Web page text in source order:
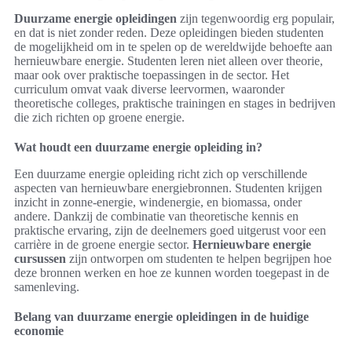
Duurzame energie opleidingen zijn tegenwoordig erg populair,
en dat is niet zonder reden. Deze opleidingen bieden studenten
de mogelijkheid om in te spelen op de wereldwijde behoefte aan
hernieuwbare energie. Studenten leren niet alleen over theorie,
maar ook over praktische toepassingen in de sector. Het
curriculum omvat vaak diverse leervormen, waaronder
theoretische colleges, praktische trainingen en stages in bedrijven
die zich richten op groene energie.
Wat houdt een duurzame energie opleiding in?
Een duurzame energie opleiding richt zich op verschillende
aspecten van hernieuwbare energiebronnen. Studenten krijgen
inzicht in zonne-energie, windenergie, en biomassa, onder
andere. Dankzij de combinatie van theoretische kennis en
praktische ervaring, zijn de deelnemers goed uitgerust voor een
carrière in de groene energie sector. Hernieuwbare energie
cursussen zijn ontworpen om studenten te helpen begrijpen hoe
deze bronnen werken en hoe ze kunnen worden toegepast in de
samenleving.
Belang van duurzame energie opleidingen in de huidige
economie